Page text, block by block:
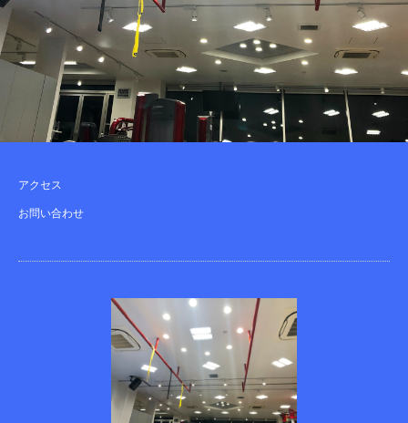
アクセス
お問い合わせ